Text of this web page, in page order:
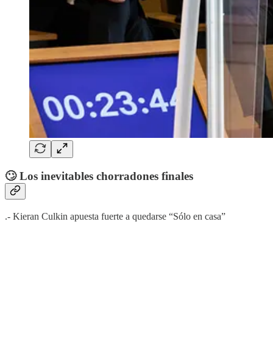
🙄 Los inevitables chorradones finales
.- Kieran Culkin apuesta fuerte a quedarse “Sólo en casa”